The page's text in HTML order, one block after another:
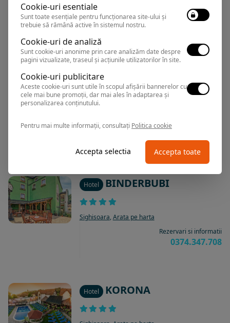
Sighisoara
Rezervari si informatii
Hotel
Rezervari si informatii
Hotel BINDERBUBI
Sighisoara, Arata pe harta
Rezervari si informatii
0374.347.708
Hotel KORONA
Cookie-uri esentiale
Sunt toate esențiale pentru funcționarea site-ului și
trebuie să rămână active în sistemul nostru.
Cookie-uri de analiză
Sunt cookie-uri anonime prin care analizăm date despre
pagini vizualizate, traseul și acțiunile utilizatorilor în site.
Cookie-uri publicitare
Aceste cookie-uri sunt utile în scopul afișării bannerelor cu
cele mai bune promoții, dar mai ales în adaptarea și
personalizarea conținutului.
Pentru mai multe informații, consultați Politica cookie
Accepta selectia Accepta toate